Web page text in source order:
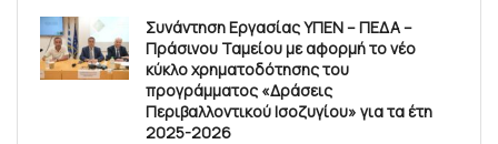
Συνάντηση Εργασίας ΥΠΕΝ – ΠΕΔΑ –
Πράσινου Ταμείου με αφορμή το νέο
κύκλο χρηματοδότησης του
προγράμματος «Δράσεις
Περιβαλλοντικού Ισοζυγίου» για τα έτη
2025-2026